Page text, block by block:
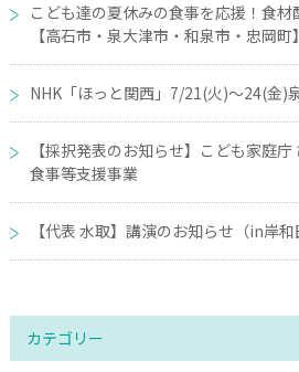
こども達の夏休みの食事を応援！食
【高石市・泉大津市・和泉市・忠岡町】
NHK「ほっと関西」7/21(火)～24(金)
【採択発表のお知らせ】こども家庭
食事等支援事業
【代表 水取】講演のお知らせ（in岸和
カテゴリー